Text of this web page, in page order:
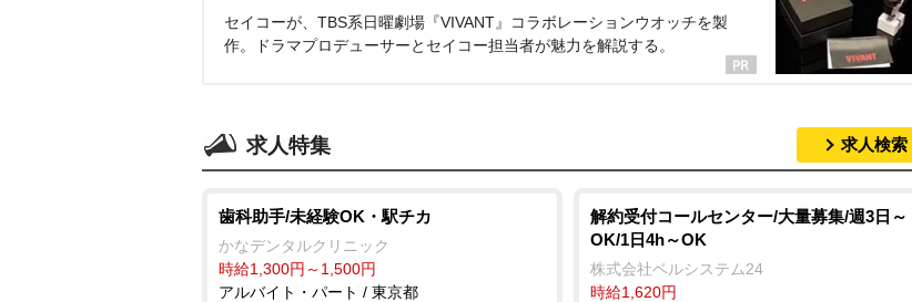
セイコーが、TBS系日曜劇場『VIVANT』コラボレーションウオッチを製
作。ドラマプロデューサーとセイコー担当者が魅力を解説する。
求人特集 求人検索
歯科助手/未経験OK・駅チカ
かなデンタルクリニック
時給1,300円～1,500円
アルバイト・パート / 東京都
解約受付コールセンター/大量募集/週3日～
OK/1日4h～OK
株式会社ベルシステム24
時給1,620円